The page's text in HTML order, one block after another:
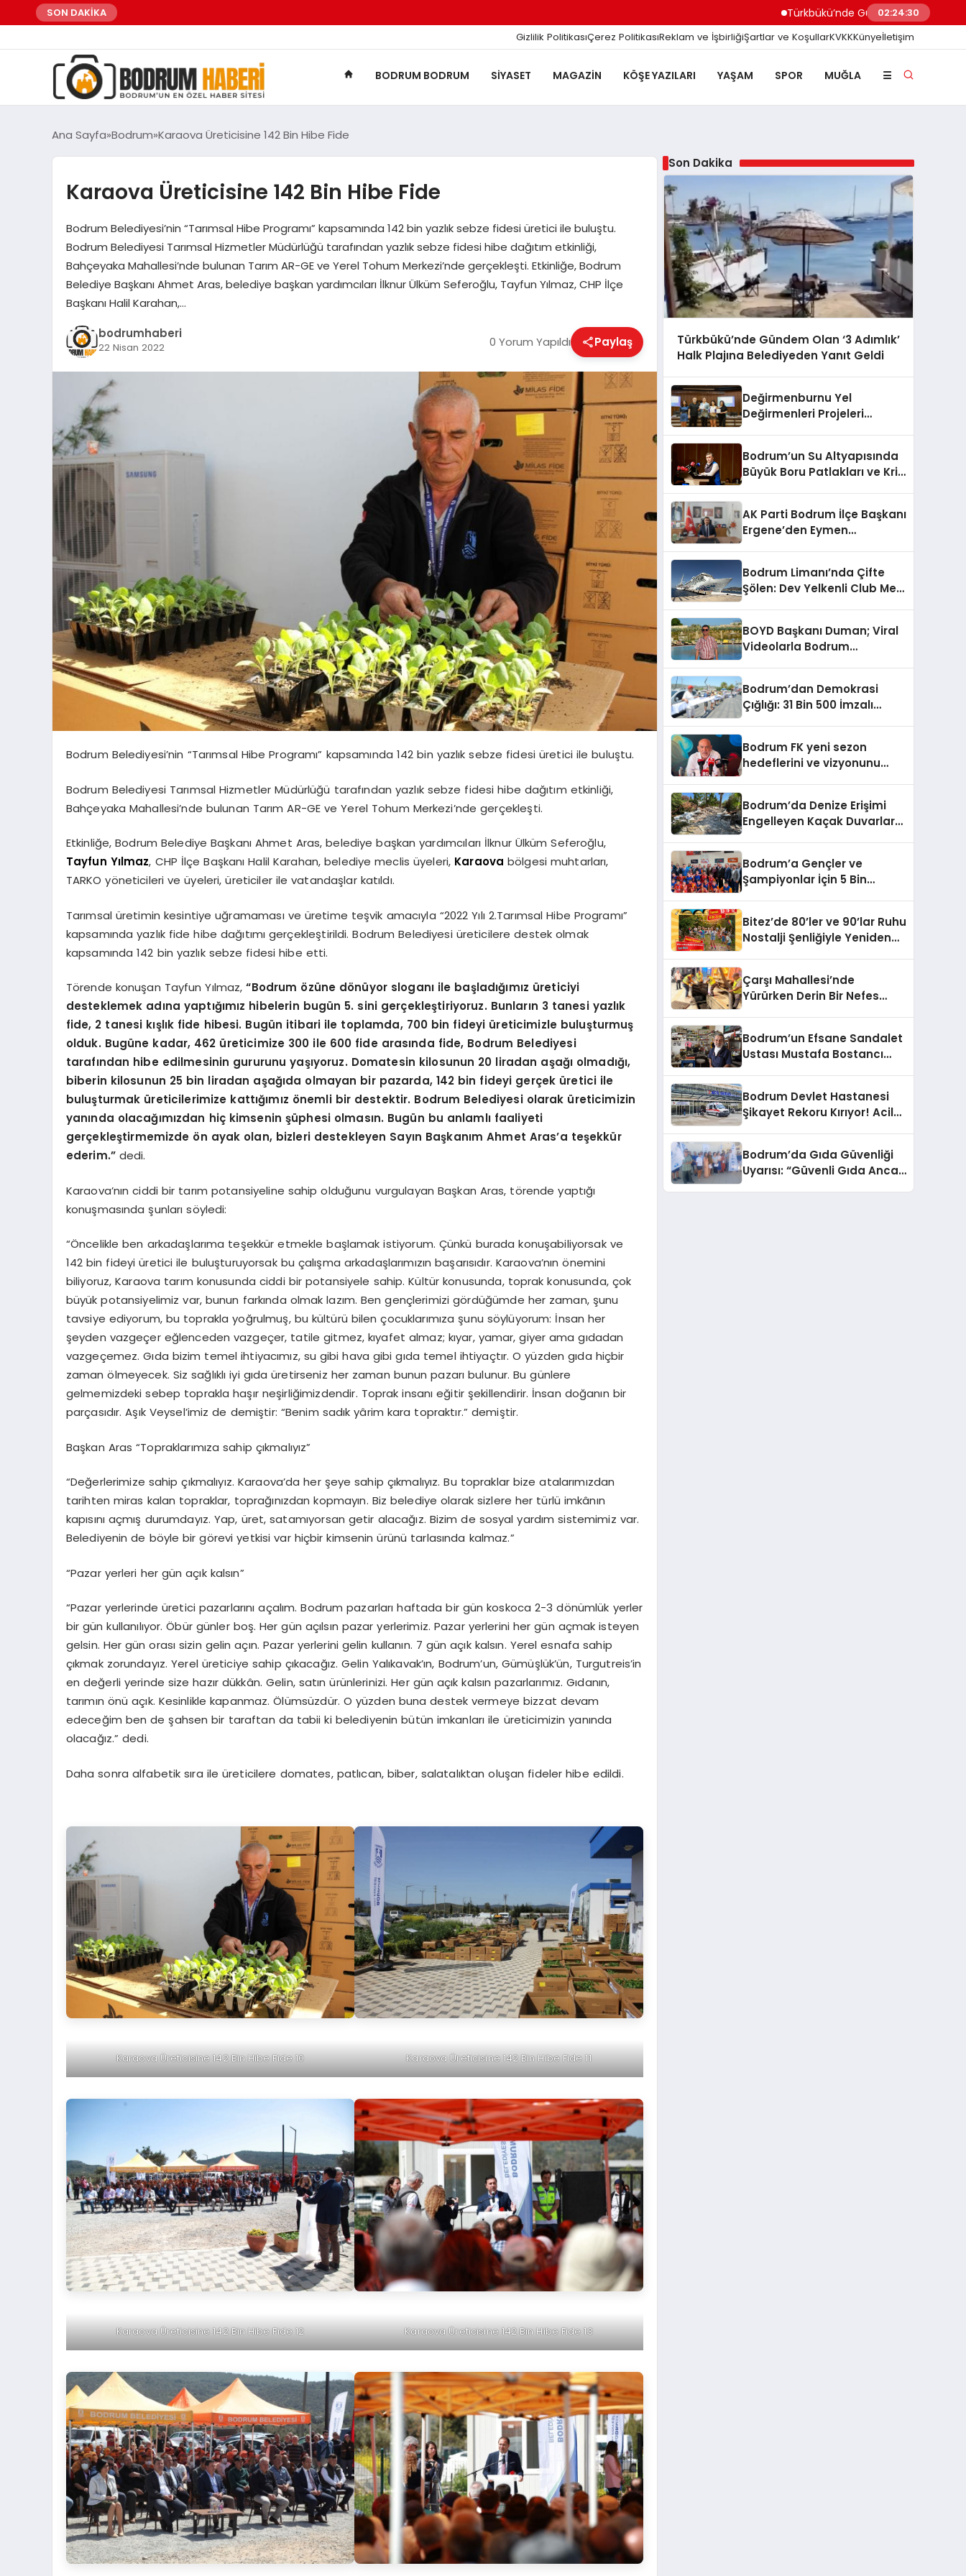
SON DAKİKA Türkbükü’nde Gündem Olan ‘3 Adımlık’ Halk
02:24:31
Gizlilik PolitikasıÇerez PolitikasıReklam ve İşbirliğiŞartlar ve KoşullarKVKKKünyeİletişim
BODRUM BODRUM SIYASET MAGAZIN KÖŞE YAZILARI YAŞAM SPOR MUĞLA ☰
Ana Sayfa Bodrum Karaova Üreticisine 142 Bin Hibe Fide
Karaova Üreticisine 142 Bin Hibe Fide
Bodrum Belediyesi’nin “Tarımsal Hibe Programı” kapsamında 142 bin yazlık sebze fidesi üretici ile buluştu.
Bodrum Belediyesi Tarımsal Hizmetler Müdürlüğü tarafından yazlık sebze fidesi hibe dağıtım etkinliği,
Bahçeyaka Mahallesi’nde bulunan Tarım AR-GE ve Yerel Tohum Merkezi’nde gerçekleşti. Etkinliğe, Bodrum
Belediye Başkanı Ahmet Aras, belediye başkan yardımcıları İlknur Ülküm Seferoğlu, Tayfun Yılmaz, CHP İlçe
Başkanı Halil Karahan,…
bodrumhaberi
22 Nisan 2022 0 Yorum Yapıldı Paylaş
Bodrum Belediyesi’nin “Tarımsal Hibe Programı” kapsamında 142 bin yazlık sebze fidesi üretici ile buluştu.
Bodrum Belediyesi Tarımsal Hizmetler Müdürlüğü tarafından yazlık sebze fidesi hibe dağıtım etkinliği,
Bahçeyaka Mahallesi’nde bulunan Tarım AR-GE ve Yerel Tohum Merkezi’nde gerçekleşti.
Etkinliğe, Bodrum Belediye Başkanı Ahmet Aras, belediye başkan yardımcıları İlknur Ülküm Seferoğlu,
Tayfun Yılmaz, CHP İlçe Başkanı Halil Karahan, belediye meclis üyeleri, Karaova bölgesi muhtarları,
TARKO yöneticileri ve üyeleri, üreticiler ile vatandaşlar katıldı.
Tarımsal üretimin kesintiye uğramaması ve üretime teşvik amacıyla “2022 Yılı 2.Tarımsal Hibe Programı”
kapsamında yazlık fide hibe dağıtımı gerçekleştirildi. Bodrum Belediyesi üreticilere destek olmak
kapsamında 142 bin yazlık sebze fidesi hibe etti.
Törende konuşan Tayfun Yılmaz,“Bodrum özüne dönüyor sloganı ile başladığımız üreticiyi
desteklemek adına yaptığımız hibelerin bugün 5. sini gerçekleştiriyoruz. Bunların 3 tanesi yazlık
fide, 2 tanesi kışlık fide hibesi. Bugün itibari ile toplamda, 700 bin fideyi üreticimizle buluşturmuş
olduk. Bugüne kadar, 462 üreticimize 300 ile 600 fide arasında fide, Bodrum Belediyesi
tarafından hibe edilmesinin gururunu yaşıyoruz. Domatesin kilosunun 20 liradan aşağı olmadığı,
biberin kilosunun 25 bin liradan aşağıda olmayan bir pazarda, 142 bin fideyi gerçek üretici ile
buluşturmak üreticilerimize kattığımız önemli bir destektir. Bodrum Belediyesi olarak üreticimizin
yanında olacağımızdan hiç kimsenin şüphesi olmasın. Bugün bu anlamlı faaliyeti
gerçekleştirmemizde ön ayak olan, bizleri destekleyen Sayın Başkanım Ahmet Aras’a teşekkür
ederim.” dedi.
Karaova’nın ciddi bir tarım potansiyeline sahip olduğunu vurgulayan Başkan Aras, törende yaptığı
konuşmasında şunları söyledi:
“Öncelikle ben arkadaşlarıma teşekkür etmekle başlamak istiyorum. Çünkü burada konuşabiliyorsak ve
142 bin fideyi üretici ile buluşturuyorsak bu çalışma arkadaşlarımızın başarısıdır. Karaova’nın önemini
biliyoruz, Karaova tarım konusunda ciddi bir potansiyele sahip. Kültür konusunda, toprak konusunda, çok
büyük potansiyelimiz var, bunun farkında olmak lazım. Ben gençlerimizi gördüğümde her zaman, şunu
tavsiye ediyorum, bu toprakla yoğrulmuş, bu kültürü bilen çocuklarımıza şunu söylüyorum: İnsan her
şeyden vazgeçer eğlenceden vazgeçer, tatile gitmez, kıyafet almaz; kıyar, yamar, giyer ama gıdadan
vazgeçemez. Gıda bizim temel ihtiyacımız, su gibi hava gibi gıda temel ihtiyaçtır. O yüzden gıda hiçbir
zaman ölmeyecek. Siz sağlıklı iyi gıda üretirseniz her zaman bunun pazarı bulunur. Bu günlere
gelmemizdeki sebep toprakla haşır neşirliğimizdendir. Toprak insanı eğitir şekillendirir. İnsan doğanın bir
parçasıdır. Aşık Veysel’imiz de demiştir: “Benim sadık yârim kara topraktır.” demiştir.
Başkan Aras “Topraklarımıza sahip çıkmalıyız”
“Değerlerimize sahip çıkmalıyız. Karaova’da her şeye sahip çıkmalıyız. Bu topraklar bize atalarımızdan
tarihten miras kalan topraklar, toprağınızdan kopmayın. Biz belediye olarak sizlere her türlü imkânın
kapısını açmış durumdayız. Yap, üret, satamıyorsan getir alacağız. Bizim de sosyal yardım sistemimiz var.
Belediyenin de böyle bir görevi yetkisi var hiçbir kimsenin ürünü tarlasında kalmaz.”
“Pazar yerleri her gün açık kalsın”
“Pazar yerlerinde üretici pazarlarını açalım. Bodrum pazarları haftada bir gün koskoca 2-3 dönümlük yerler
bir gün kullanılıyor. Öbür günler boş. Her gün açılsın pazar yerlerimiz. Pazar yerlerini her gün açmak isteyen
gelsin. Her gün orası sizin gelin açın. Pazar yerlerini gelin kullanın. 7 gün açık kalsın. Yerel esnafa sahip
çıkmak zorundayız. Yerel üreticiye sahip çıkacağız. Gelin Yalıkavak’ın, Bodrum’un, Gümüşlük’ün, Turgutreis’in
en değerli yerinde size hazır dükkân. Gelin, satın ürünlerinizi. Her gün açık kalsın pazarlarımız. Gıdanın,
tarımın önü açık. Kesinlikle kapanmaz. Ölümsüzdür. O yüzden buna destek vermeye bizzat devam
edeceğim ben de şahsen bir taraftan da tabii ki belediyenin bütün imkanları ile üreticimizin yanında
olacağız.” dedi.
Daha sonra alfabetik sıra ile üreticilere domates, patlıcan, biber, salatalıktan oluşan fideler hibe edildi.
Karaova Üreticisine 142 Bin Hibe Fide 10 Karaova Üreticisine 142 Bin Hibe Fide 11
Karaova Üreticisine 142 Bin Hibe Fide 12 Karaova Üreticisine 142 Bin Hibe Fide 13
Son Dakika
Türkbükü’nde Gündem Olan ‘3 Adımlık’
Halk Plajına Belediyeden Yanıt Geldi
Değirmenburnu Yel
Değirmenleri Projeleri
Bodrum’un Su Altyapısında
Büyük Boru Patlakları ve Kriz
AK Parti Bodrum İlçe Başkanı
Ergene’den Eymen
Malzeme Yapılmasını
Kınıyorum”
Bodrum Limanı’nda Çifte
Şölen: Dev Yelkenli Club Med
BOYD Başkanı Duman; Viral
Videolarla Bodrum
Bodrum’dan Demokrasi
Çığlığı: 31 Bin 500 İmzalı
Bodrum FK yeni sezon
hedeflerini ve vizyonunu
Bodrum’da Denize Erişimi
Engelleyen Kaçak Duvarlar
Bodrum’a Gençler ve
Şampiyonlar İçin 5 Bin
Bitez’de 80’ler ve 90’lar Ruhu
Nostalji Şenliğiyle Yeniden
Çarşı Mahallesi’nde
Yürürken Derin Bir Nefes
Bodrum’un Efsane Sandalet
Ustası Mustafa Bostancı
Bodrum Devlet Hastanesi
Şikayet Rekoru Kırıyor! Acil
Bodrum’da Gıda Güvenliği
Uyarısı: “Güvenli Gıda Ancak